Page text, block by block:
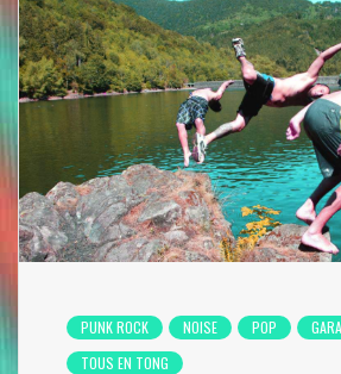
PUNK ROCK NOISE POP
TOUS EN TONG